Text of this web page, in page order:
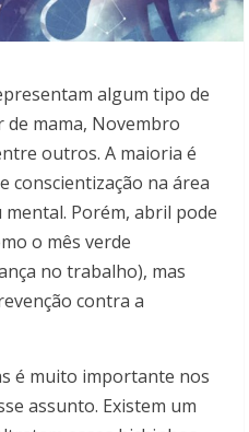
algum tipo de
de mama, Novembro
outros. A maioria é
conscientização na área
mental. Porém, abril pode
o mês verde
no trabalho), mas
contra a
é muito importante nos
assunto. Existem um